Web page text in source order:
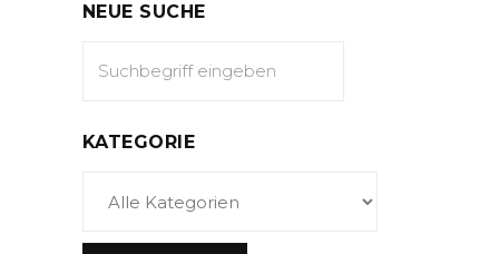
NEUE SUCHE
KATEGORIE